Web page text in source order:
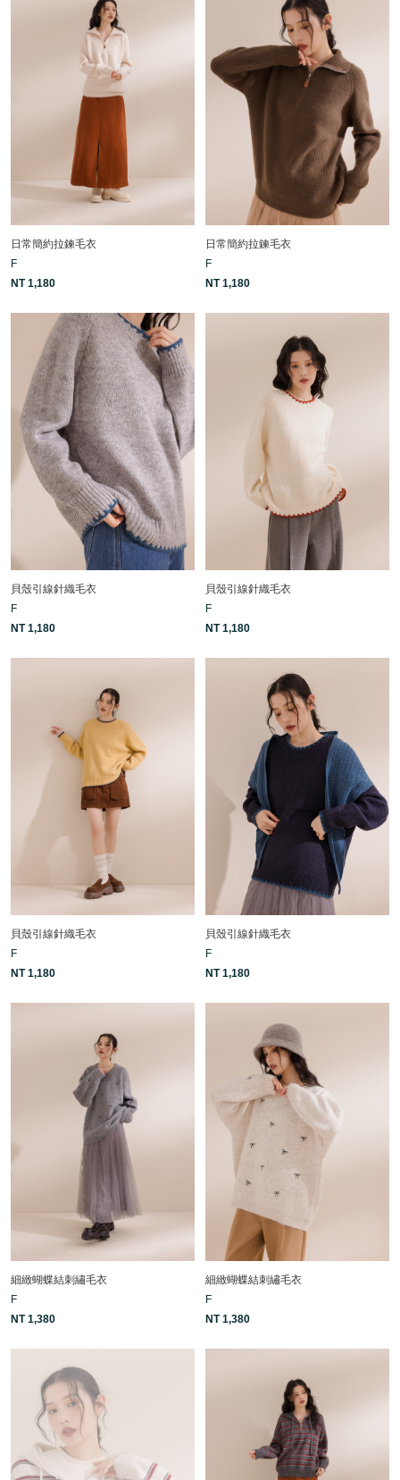
日常簡約拉鍊毛衣
F
NT 1,180
日常簡約拉鍊毛衣
F
NT 1,180
貝殼引線針織毛衣
F
NT 1,180
貝殼引線針織毛衣
F
NT 1,180
貝殼引線針織毛衣
F
NT 1,180
貝殼引線針織毛衣
F
NT 1,180
細緻蝴蝶結刺繡毛衣
F
NT 1,380
細緻蝴蝶結刺繡毛衣
F
NT 1,380